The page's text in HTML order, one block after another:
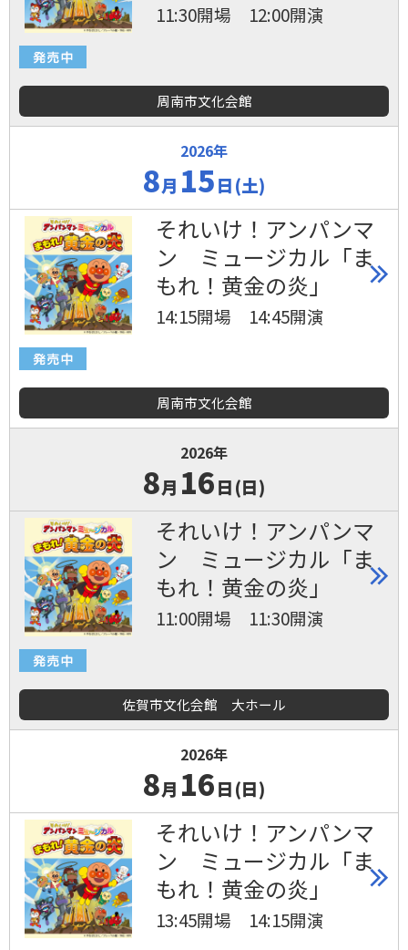
11:30開場 12:00開演
周南市文化会館
2026年
8月 15日(土)
それいけ！アンパンマ
ン ミュージカル「ま
もれ！黄金の炎」
14:15開場 14:45開演
周南市文化会館
2026年
8月 16日(日)
それいけ！アンパンマ
ン ミュージカル「ま
もれ！黄金の炎」
11:00開場 11:30開演
佐賀市文化会館 大ホール
2026年
8月 16日(日)
それいけ！アンパンマ
ン ミュージカル「ま
もれ！黄金の炎」
13:45開場 14:15開演